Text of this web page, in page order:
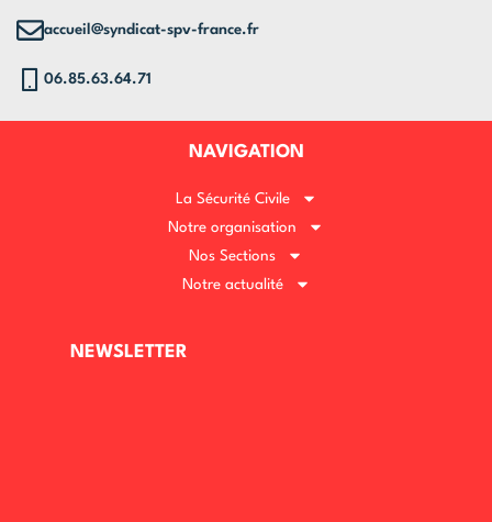
accueil@syndicat-spv-france.fr
06.85.63.64.71
NAVIGATION
La Sécurité Civile
Notre organisation
Nos Sections
Notre actualité
NEWSLETTER